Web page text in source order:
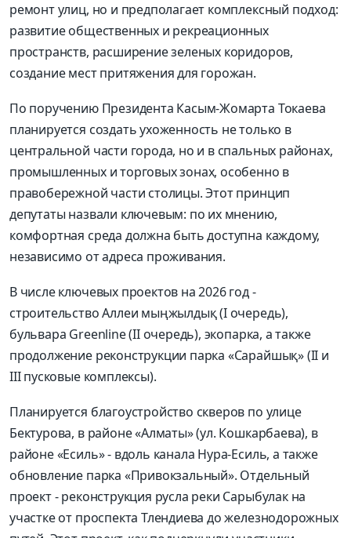
ремонт улиц, но и предполагает комплексный подход:
развитие общественных и рекреационных
пространств, расширение зеленых коридоров,
создание мест притяжения для горожан.
По поручению Президента Касым-Жомарта Токаева
планируется создать ухоженность не только в
центральной части города, но и в спальных районах,
промышленных и торговых зонах, особенно в
правобережной части столицы. Этот принцип
депутаты назвали ключевым: по их мнению,
комфортная среда должна быть доступна каждому,
независимо от адреса проживания.
В числе ключевых проектов на 2026 год -
строительство Аллеи мыңжылдық (I очередь),
бульвара Greenline (II очередь), экопарка, а также
продолжение реконструкции парка «Сарайшық» (II и
III пусковые комплексы).
Планируется благоустройство скверов по улице
Бектурова, в районе «Алматы» (ул. Кошкарбаева), в
районе «Есиль» - вдоль канала Нура-Есиль, а также
обновление парка «Привокзальный». Отдельный
проект - реконструкция русла реки Сарыбулак на
участке от проспекта Тлендиева до железнодорожных